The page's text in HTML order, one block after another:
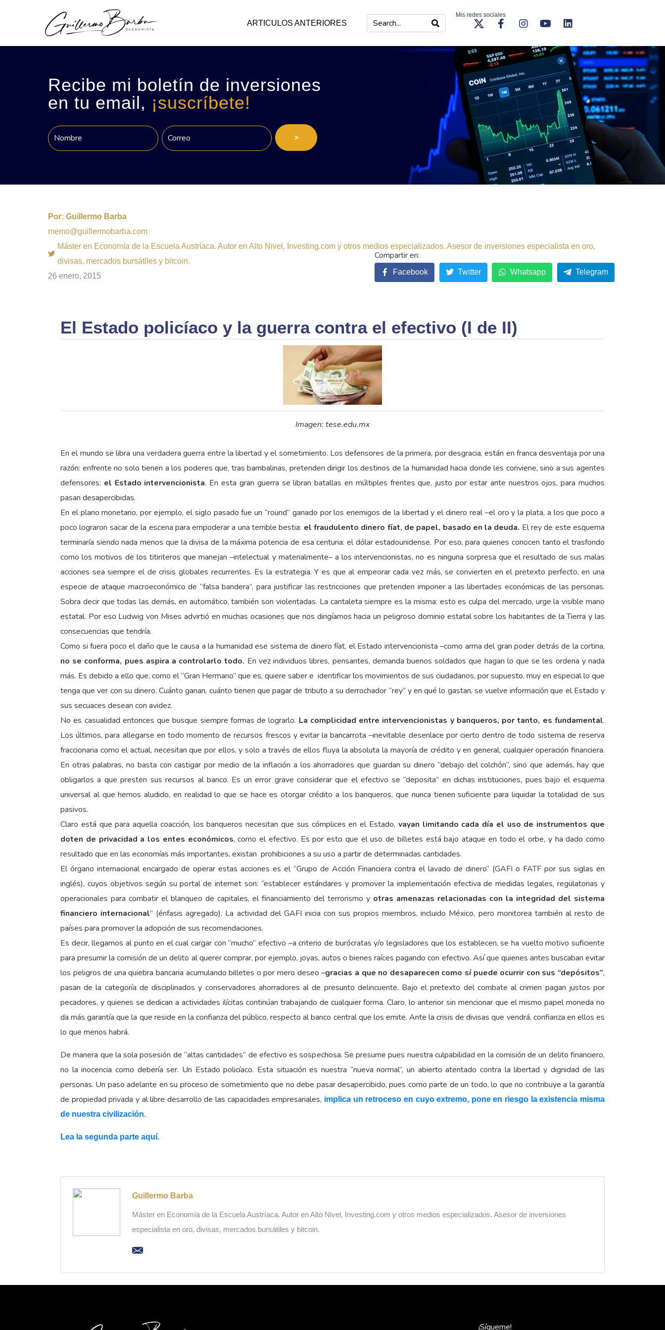
ARTICULOS ANTERIORES
Mis redes sociales
Recibe mi boletín de inversiones
en tu email, ¡suscríbete!
>
Por: Guillermo Barba
memo@guillermobarba.com
Máster en Economía de la Escuela Austríaca. Autor en Alto Nivel, Investing.com y otros medios especializados. Asesor de inversiones especialista en oro,
divisas, mercados bursátiles y bitcoin.
26 enero, 2015
El Estado policíaco y la guerra contra el efectivo (I de II)
Imagen: tese.edu.mx
En el mundo se libra una verdadera guerra entre la libertad y el sometimiento. Los defensores de la primera, por desgracia, están en franca desventaja por una
razón: enfrente no solo tienen a los poderes que, tras bambalinas, pretenden dirigir los destinos de la humanidad hacia donde les conviene, sino a sus agentes
defensores: el Estado intervencionista. En esta gran guerra se libran batallas en múltiples frentes que, justo por estar ante nuestros ojos, para muchos
pasan desapercibidas.
En el plano monetario, por ejemplo, el siglo pasado fue un “round” ganado por los enemigos de la libertad y el dinero real –el oro y la plata, a los que poco a
poco lograron sacar de la escena para empoderar a una terrible bestia: el fraudulento dinero fíat, de papel, basado en la deuda. El rey de este esquema
terminaría siendo nada menos que la divisa de la máxima potencia de esa centuria: el dólar estadounidense. Por eso, para quienes conocen tanto el trasfondo
como los motivos de los titiriteros que manejan –intelectual y materialmente– a los intervencionistas, no es ninguna sorpresa que el resultado de sus malas
acciones sea siempre el de crisis globales recurrentes. Es la estrategia. Y es que al empeorar cada vez más, se convierten en el pretexto perfecto, en una
especie de ataque macroeconómico de “falsa bandera”, para justificar las restricciones que pretenden imponer a las libertades económicas de las personas.
Sobra decir que todas las demás, en automático, también son violentadas. La cantaleta siempre es la misma: esto es culpa del mercado, urge la visible mano
estatal. Por eso Ludwig von Mises advirtió en muchas ocasiones que nos dirigíamos hacia un peligroso dominio estatal sobre los habitantes de la Tierra y las
consecuencias que tendría.
Como si fuera poco el daño que le causa a la humanidad ese sistema de dinero fíat, el Estado intervencionista –como arma del gran poder detrás de la cortina,
no se conforma, pues aspira a controlarlo todo. En vez individuos libres, pensantes, demanda buenos soldados que hagan lo que se les ordena y nada
más. Es debido a ello que, como el “Gran Hermano” que es, quiere saber e identificar los movimientos de sus ciudadanos, por supuesto, muy en especial lo que
tenga que ver con su dinero. Cuánto ganan, cuánto tienen que pagar de tributo a su derrochador “rey” y en qué lo gastan, se vuelve información que el Estado y
sus secuaces desean con avidez.
No es casualidad entonces que busque siempre formas de lograrlo. La complicidad entre intervencionistas y banqueros, por tanto, es fundamental.
Los últimos, para allegarse en todo momento de recursos frescos y evitar la bancarrota –inevitable desenlace por cierto dentro de todo sistema de reserva
fraccionaria como el actual, necesitan que por ellos, y solo a través de ellos fluya la absoluta la mayoría de crédito y en general, cualquier operación financiera.
En otras palabras, no basta con castigar por medio de la inflación a los ahorradores que guardan su dinero “debajo del colchón”, sino que además, hay que
obligarlos a que presten sus recursos al banco. Es un error grave considerar que el efectivo se “deposita” en dichas instituciones, pues bajo el esquema
universal al que hemos aludido, en realidad lo que se hace es otorgar crédito a los banqueros, que nunca tienen suficiente para liquidar la totalidad de sus
pasivos.
Claro está que para aquella coacción, los banqueros necesitan que sus cómplices en el Estado, vayan limitando cada día el uso de instrumentos que
doten de privacidad a los entes económicos, como el efectivo. Es por esto que el uso de billetes está bajo ataque en todo el orbe, y ha dado como
resultado que en las economías más importantes, existan prohibiciones a su uso a partir de determinadas cantidades.
El órgano internacional encargado de operar estas acciones es el “Grupo de Acción Financiera contra el lavado de dinero” (GAFI o FATF por sus siglas en
inglés), cuyos objetivos según su portal de internet son: “establecer estándares y promover la implementación efectiva de medidas legales, regulatorias y
operacionales para combatir el blanqueo de capitales, el financiamiento del terrorismo y otras amenazas relacionadas con la integridad del sistema
financiero internacional” (énfasis agregado). La actividad del GAFI inicia con sus propios miembros, incluido México, pero monitorea también al resto de
países para promover la adopción de sus recomendaciones.
Es decir, llegamos al punto en el cual cargar con “mucho” efectivo –a criterio de burócratas y/o legisladores que los establecen, se ha vuelto motivo suficiente
para presumir la comisión de un delito al querer comprar, por ejemplo, joyas, autos o bienes raíces pagando con efectivo. Así que quienes antes buscaban evitar
los peligros de una quiebra bancaria acumulando billetes o por mero deseo –gracias a que no desaparecen como sí puede ocurrir con sus “depósitos”,
pasan de la categoría de disciplinados y conservadores ahorradores al de presunto delincuente. Bajo el pretexto del combate al crimen pagan justos por
pecadores, y quienes se dedican a actividades ilícitas continúan trabajando de cualquier forma. Claro, lo anterior sin mencionar que el mismo papel moneda no
da más garantía que la que reside en la confianza del público, respecto al banco central que los emite. Ante la crisis de divisas que vendrá, confianza en ellos es
lo que menos habrá.
De manera que la sola posesión de “altas cantidades” de efectivo es sospechosa. Se presume pues nuestra culpabilidad en la comisión de un delito financiero,
no la inocencia como debería ser. Un Estado policíaco. Esta situación es nuestra “nueva normal”, un abierto atentado contra la libertad y dignidad de las
personas. Un paso adelante en su proceso de sometimiento que no debe pasar desapercibido, pues como parte de un todo, lo que no contribuye a la garantía
de propiedad privada y al libre desarrollo de las capacidades empresariales, implica un retroceso en cuyo extremo, pone en riesgo la existencia misma
de nuestra civilización.
Lea la segunda parte aquí.
Facebook Twitter Whatsapp Telegram
Guillermo Barba
Máster en Economía de la Escuela Austríaca. Autor en Alto Nivel, Investing.com y otros medios especializados. Asesor de inversiones
especialista en oro, divisas, mercados bursátiles y bitcoin.
¡Sígueme!